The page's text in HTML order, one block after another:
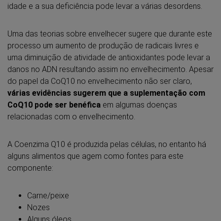
idade e a sua deficiência pode levar a várias desordens.
Uma das teorias sobre envelhecer sugere que durante este
processo um aumento de produção de radicais livres e
uma diminuição de atividade de antioxidantes pode levar a
danos no ADN resultando assim no envelhecimento. Apesar
do papel da CoQ10 no envelhecimento não ser claro,
várias evidências sugerem que a suplementação com
CoQ10 pode ser benéfica em algumas doenças
relacionadas com o envelhecimento.
A Coenzima Q10 é produzida pelas células, no entanto há
alguns alimentos que agem como fontes para este
componente:
Carne/peixe
Nozes